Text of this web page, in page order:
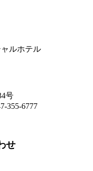
ルホテル
号
355-6777
せ